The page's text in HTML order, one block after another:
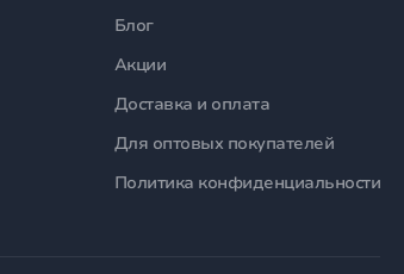
Блог
Акции
Доставка и оплата
Для оптовых покупателей
Политика конфиденциальности